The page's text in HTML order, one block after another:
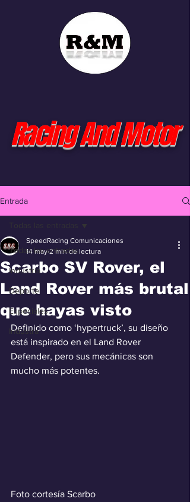
Racing And Motor
Entrada
Todas las entradas
Industria
Deporte
Especiales
Industra
Todas las entradas
Scarbo SV Rover, el
Land Rover más brutal
que hayas visto
SpeedRacing Comunicaciones
14 may 2 min de lectura
Definido como ‘hypertruck’, su diseño
está inspirado en el Land Rover
Defender, pero sus mecánicas son
mucho más potentes.
Foto cortesía Scarbo